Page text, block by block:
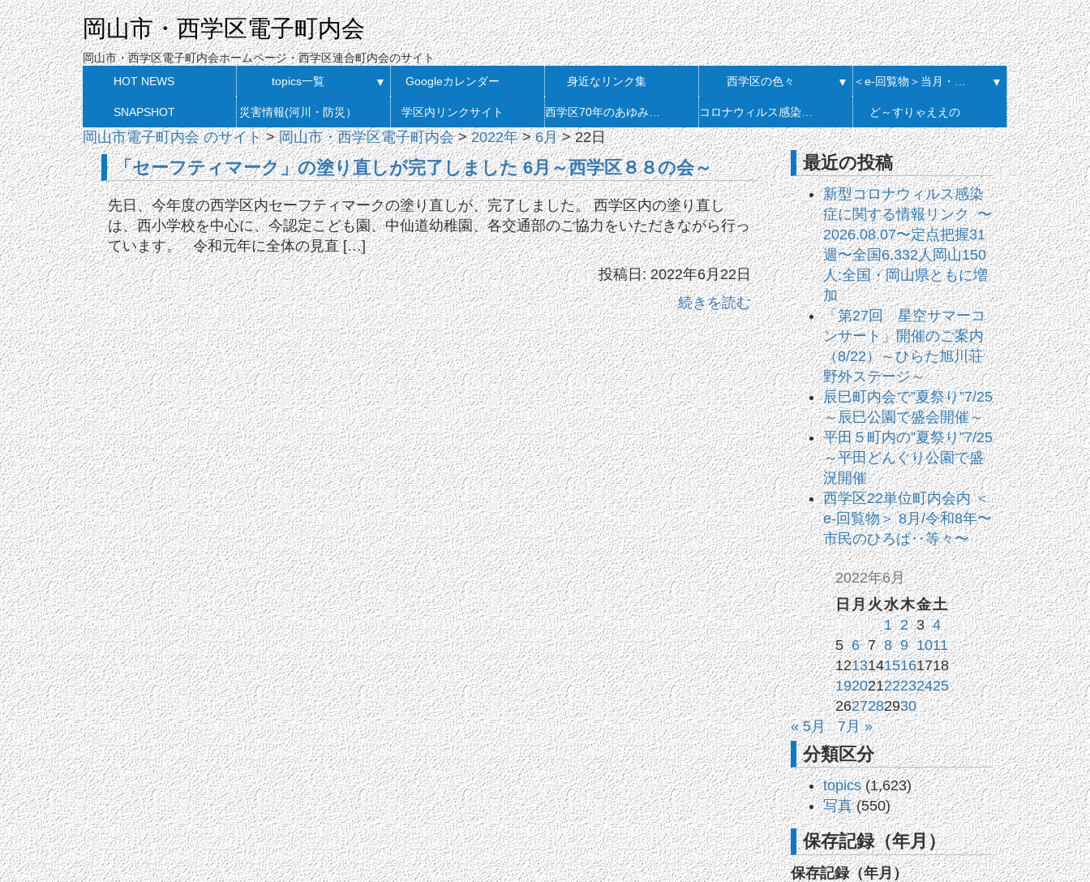
岡山市・西学区電子町内会
岡山市・西学区電子町内会ホームページ・西学区連合町内会のサイト
HOT NEWS
topics一覧 ▼ Googleカレンダー 身近なリンク集 西学区の色々 ▼ ▼
SNAPSHOT 災害情報(河川・防災） 学区内リンクサイト ど～すりゃええの
岡山市電子町内会 のサイト>岡山市・西学区電子町内会>2022年>6月>22日
「セーフティマーク」の塗り直しが完了しました 6月～西学区８８の会～
先日、今年度の西学区内セーフティマークの塗り直しが、完了しました。 西学区内の塗り直し
は、西小学校を中心に、今認定こども園、中仙道幼稚園、各交通部のご協力をいただきながら行っ
ています。 令和元年に全体の見直 […]
投稿日: 2022年6月22日
続きを読む
最近の投稿
新型コロナウィルス感染
症に関する情報リンク 〜
2026.08.07〜定点把握31
週〜全国6,332人岡山150
人:全国・岡山県ともに増
加
「第27回 星空サマーコ
ンサート」開催のご案内
（8/22）～ひらた旭川荘
野外ステージ～
辰巳町内会で”夏祭り”7/25
～辰巳公園で盛会開催～
平田５町内の”夏祭り”7/25
～平田どんぐり公園で盛
況開催
西学区22単位町内会内 ＜
e-回覧物＞ 8月/令和8年〜
市民のひろば‥等々〜
2022年6月
日月火水木金土
1 2 3 4
5 6 7 8 9 1011
12131415161718
19202122232425
2627282930
« 5月
7月 »
分類区分
topics(1,623)
写真(550)
保存記録（年月）
保存記録（年月）